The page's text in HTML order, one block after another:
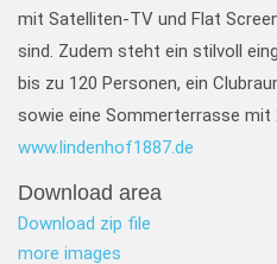
mit Satelliten-TV und Flat
sind. Zudem steht ein stilvoll
bis zu 120 Personen, ein
sowie eine Sommerterrasse mit
www.lindenhof1887.de
Download area
Download zip file
more images